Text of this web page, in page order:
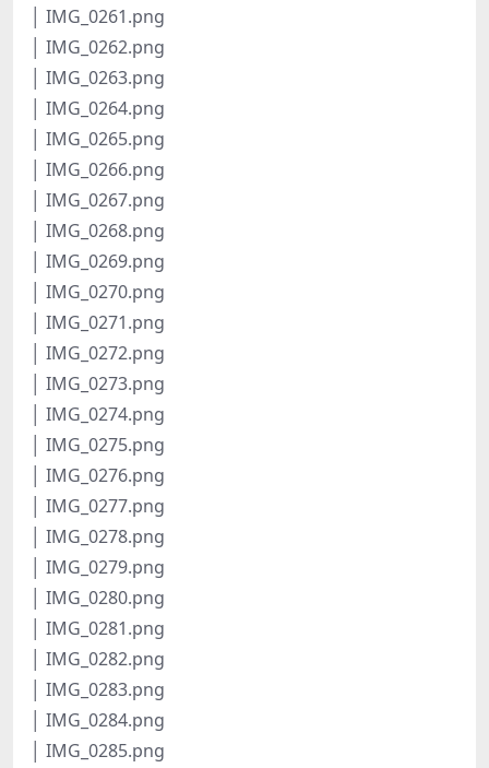
│ IMG_0261.png
│ IMG_0262.png
│ IMG_0263.png
│ IMG_0264.png
│ IMG_0265.png
│ IMG_0266.png
│ IMG_0267.png
│ IMG_0268.png
│ IMG_0269.png
│ IMG_0270.png
│ IMG_0271.png
│ IMG_0272.png
│ IMG_0273.png
│ IMG_0274.png
│ IMG_0275.png
│ IMG_0276.png
│ IMG_0277.png
│ IMG_0278.png
│ IMG_0279.png
│ IMG_0280.png
│ IMG_0281.png
│ IMG_0282.png
│ IMG_0283.png
│ IMG_0284.png
│ IMG_0285.png